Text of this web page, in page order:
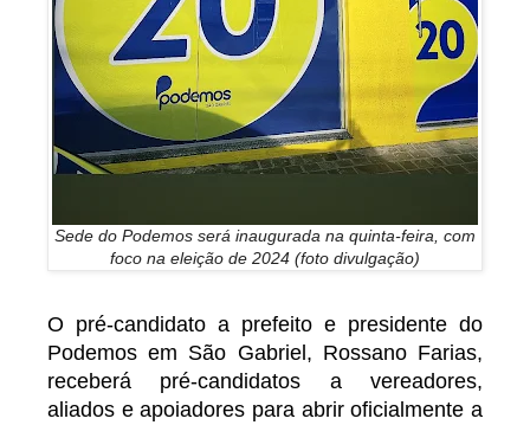
Sede do Podemos será inaugurada na quinta-feira, com
foco na eleição de 2024 (foto divulgação)
O pré-candidato a prefeito e presidente do
Podemos em São Gabriel, Rossano Farias,
receberá pré-candidatos a vereadores,
aliados e apoiadores para abrir oficialmente a